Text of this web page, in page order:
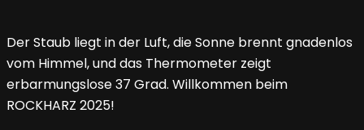
Der Staub liegt in der Luft, die Sonne brennt gnadenlos
vom Himmel, und das Thermometer zeigt
erbarmungslose 37 Grad. Willkommen beim
ROCKHARZ 2025!